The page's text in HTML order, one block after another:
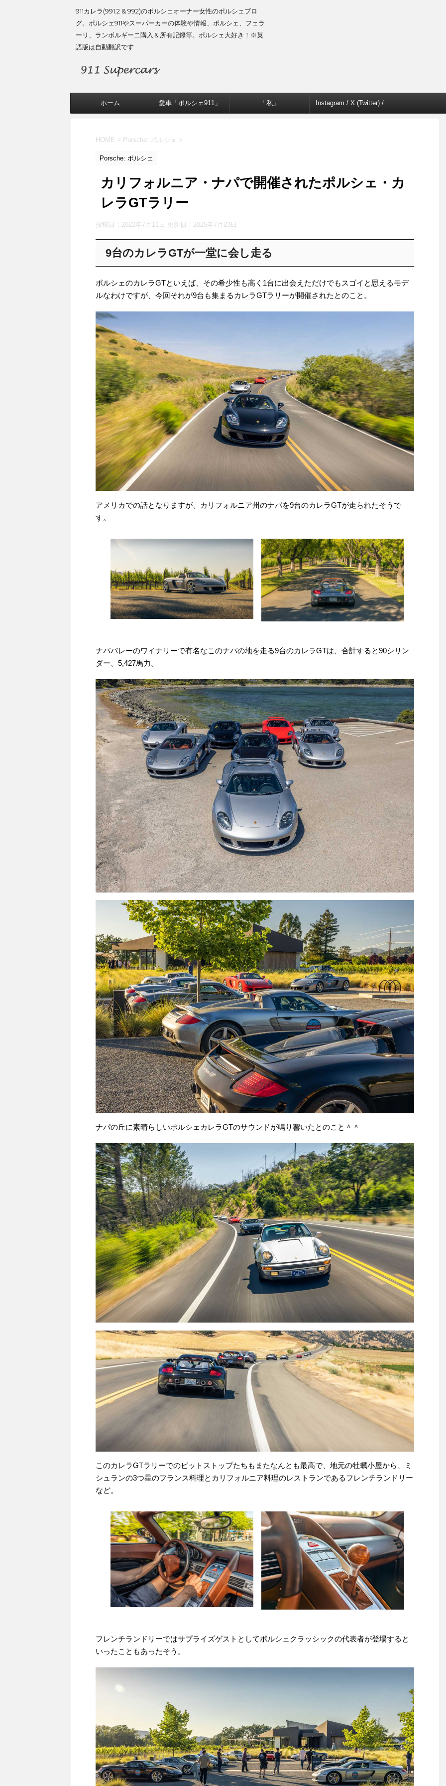
911カレラ(991.2 & 992)のポルシェオーナー女性のポルシェブロ
グ。ポルシェ911やスーパーカーの体験や情報、ポルシェ、フェラ
ーリ、ランボルギーニ購入＆所有記録等。ポルシェ大好き！※英
語版は自動翻訳です
ホーム 愛車「ポルシェ911」 「私」 Instagram / X (Twitter) /
HOME > Porsche: ポルシェ >
Porsche: ポルシェ
カリフォルニア・ナパで開催されたポルシェ・カ
レラGTラリー
投稿日：2022年7月11日 更新日： 2025年7月23日
9台のカレラGTが一堂に会し走る
ポルシェのカレラGTといえば、その希少性も高く1台に出会えただけでもスゴイと思えるモデ
ルなわけですが、今回それが9台も集まるカレラGTラリーが開催されたとのこと。
アメリカでの話となりますが、カリフォルニア州のナパを9台のカレラGTが走られたそうで
す。
ナパバレーのワイナリーで有名なこのナパの地を走る9台のカレラGTは、合計すると90シリン
ダー、5,427馬力。
ナパの丘に素晴らしいポルシェカレラGTのサウンドが鳴り響いたとのこと＾＾
このカレラGTラリーでのピットストップたちもまたなんとも最高で、地元の牡蠣小屋から、ミ
シュランの3つ星のフランス料理とカリフォルニア料理のレストランであるフレンチランドリー
など。
フレンチランドリーではサプライズゲストとしてポルシェクラッシックの代表者が登場すると
いったこともあったそう。